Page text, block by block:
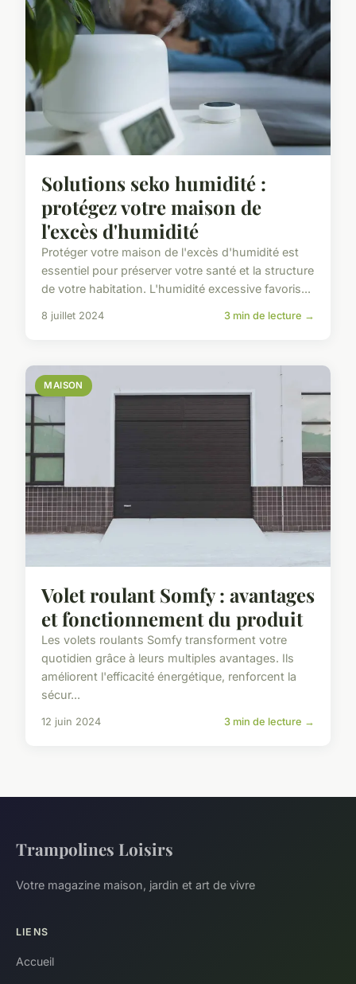
Solutions seko humidité :
protégez votre maison de
l'excès d'humidité
Protéger votre maison de l'excès d'humidité est
essentiel pour préserver votre santé et la structure
de votre habitation. L'humidité excessive favoris...
8 juillet 2024 3 min de lecture →
MAISON
Volet roulant Somfy : avantages
et fonctionnement du produit
Les volets roulants Somfy transforment votre
quotidien grâce à leurs multiples avantages. Ils
améliorent l'efficacité énergétique, renforcent la
sécur...
12 juin 2024 3 min de lecture →
Trampolines Loisirs
Votre magazine maison, jardin et art de vivre
LIENS
Accueil